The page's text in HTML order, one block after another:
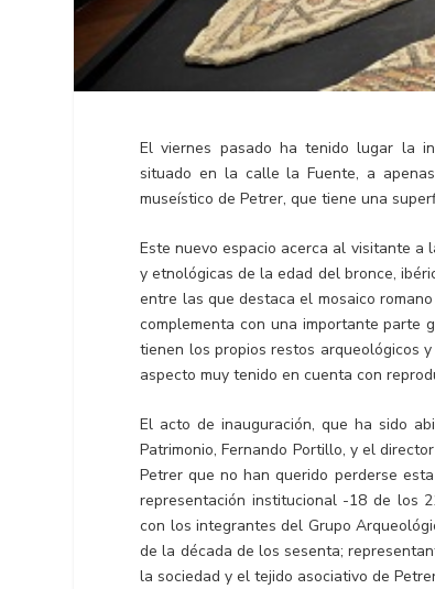
El viernes pasado ha tenido lugar la
situado en la calle la Fuente, a
museístico de Petrer, que tiene una
Este nuevo espacio acerca al visitante a
y etnológicas de la edad del bronce,
entre las que destaca el mosaico
complementa con una importante parte
tienen los propios restos arqueológicos
aspecto muy tenido en cuenta con
El acto de inauguración, que ha sido
Patrimonio, Fernando Portillo, y el
Petrer que no han querido perderse
representación institucional -18 de los
con los integrantes del Grupo
de la década de los sesenta;
la sociedad y el tejido asociativo de